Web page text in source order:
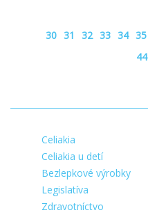
30 31 32 33 34 35
44
Celiakia
Celiakia u detí
Bezlepkové výrobky
Legislatíva
Zdravotníctvo